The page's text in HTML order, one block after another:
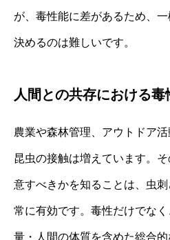
が、毒性能に差があるため、
決めるのは難しいです。
人間との共存における
農業や森林管理、アウトドア
昆虫の接触は増えています。
意すべきかを知ることは、虫
常に有効です。毒性だけでな
量・人間の体質を含めた総合的